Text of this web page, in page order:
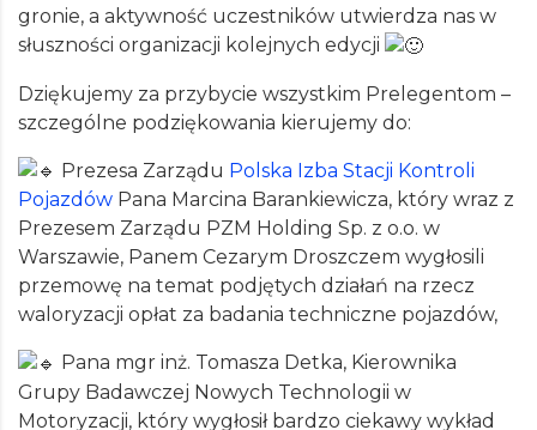
gronie, a aktywność uczestników utwierdza nas w
słuszności organizacji kolejnych edycji
Dziękujemy za przybycie wszystkim Prelegentom –
szczególne podziękowania kierujemy do:
Prezesa Zarządu Polska Izba Stacji Kontroli
Pojazdów Pana Marcina Barankiewicza, który wraz z
Prezesem Zarządu PZM Holding Sp. z o.o. w
Warszawie, Panem Cezarym Droszczem wygłosili
przemowę na temat podjętych działań na rzecz
waloryzacji opłat za badania techniczne pojazdów,
Pana mgr inż. Tomasza Detka, Kierownika
Grupy Badawczej Nowych Technologii w
Motoryzacji, który wygłosił bardzo ciekawy wykład